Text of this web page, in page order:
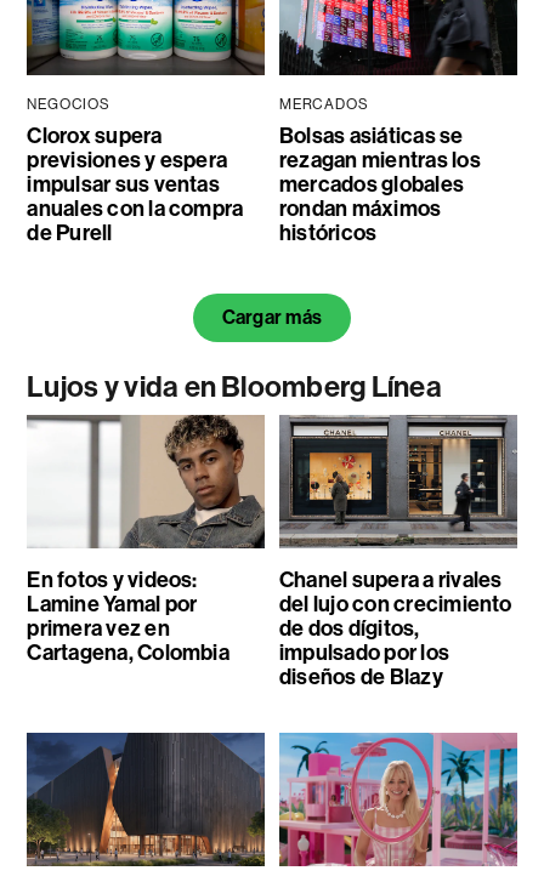
NEGOCIOS
Clorox supera
previsiones y espera
impulsar sus ventas
anuales con la compra
de Purell
MERCADOS
Bolsas asiáticas se
rezagan mientras los
mercados globales
rondan máximos
históricos
Cargar más
Lujos y vida en Bloomberg Línea
En fotos y videos:
Lamine Yamal por
primera vez en
Cartagena, Colombia
Chanel supera a rivales
del lujo con crecimiento
de dos dígitos,
impulsado por los
diseños de Blazy